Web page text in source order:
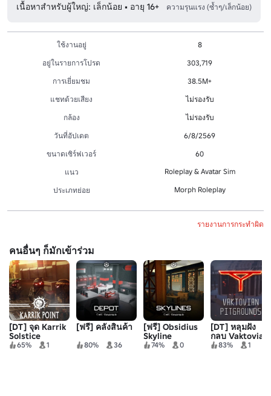
เนื้อหาสำหรับผู้ใหญ่: เล็กน้อย • อายุ 16+ ความรุนแรง (ซ้ำๆ/เล็กน้อย)
ใช้งานอยู่
8
อยู่ในรายการโปรด
303,719
การเยี่ยมชม
38.5M+
แชทด้วยเสียง
ไม่รองรับ
กล้อง
ไม่รองรับ
วันที่อัปเดต
6/8/2569
ขนาดเซิร์ฟเวอร์
60
แนว
Roleplay & Avatar Sim
ประเภทย่อย Morph Roleplay
รายงานการกระทำผิด
คนอื่นๆ ก็มักเข้าร่วม
[DT] จุด Karrik
Solstice
65% 1
[ฟรี] คลังสินค้า
80% 36
[ฟรี] Obsidius
Skyline
74% 0
[DT] หลุมฝัง
กลบ Vaktovian
83% 1